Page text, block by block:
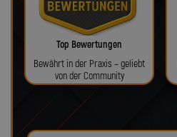
Top Bewertungen
Bewährt in der Praxis – geliebt
von der Community